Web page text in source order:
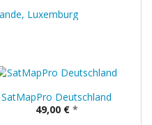
Luxemburg
SatMapPro Deutschland
49,00 € *